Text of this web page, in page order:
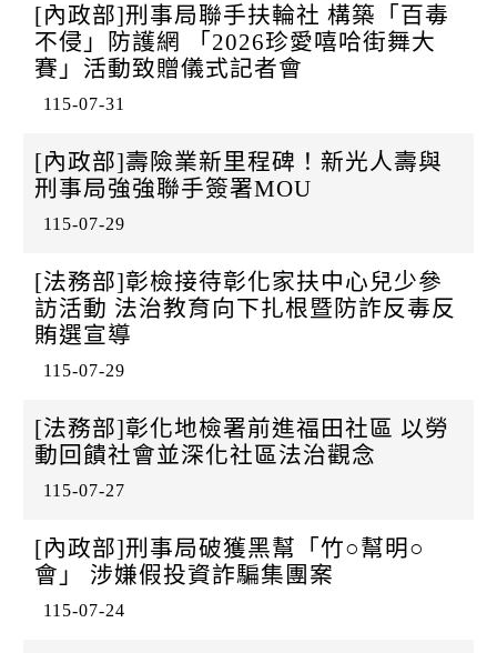
[內政部]刑事局聯手扶輪社 構築「百毒
不侵」防護網 「2026珍愛嘻哈街舞大
賽」活動致贈儀式記者會
115-07-31
[內政部]壽險業新里程碑！新光人壽與
刑事局強強聯手簽署MOU
115-07-29
[法務部]彰檢接待彰化家扶中心兒少參
訪活動 法治教育向下扎根暨防詐反毒反
賄選宣導
115-07-29
[法務部]彰化地檢署前進福田社區 以勞
動回饋社會並深化社區法治觀念
115-07-27
[內政部]刑事局破獲黑幫「竹○幫明○
會」 涉嫌假投資詐騙集團案
115-07-24